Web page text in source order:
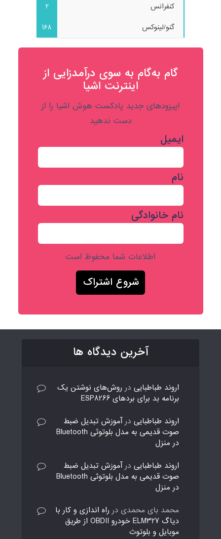
کنفرانس
2
گنو/لینوکس
168
گام به‌گام به‌ سوی درآمدزایی از
اینترنت اشیا
اپیزودهای جدید پادکست هوش اشیا را از
دست ندهید
ایمیل
نام
نام خانوادگی
اطلاعات شما محفوظ است
آخرین دیدگاه ها
اروند طباطبایی در روش‌های نوشتن یک
برنامه بد برای بردهای ESP8266
اروند طباطبایی درآموزش تبدیل ضبط
صوت قدیمی به مدل بلوتوثی Bluetooth
در منزل
اروند طباطبایی درآموزش تبدیل ضبط
صوت قدیمی به مدل بلوتوثی Bluetooth
در منزل
محمد بای محمدی در راه اندازی و کار با
دیاگ ELM327 خودرو OBDII از طریق
موبایل و بلوتوث